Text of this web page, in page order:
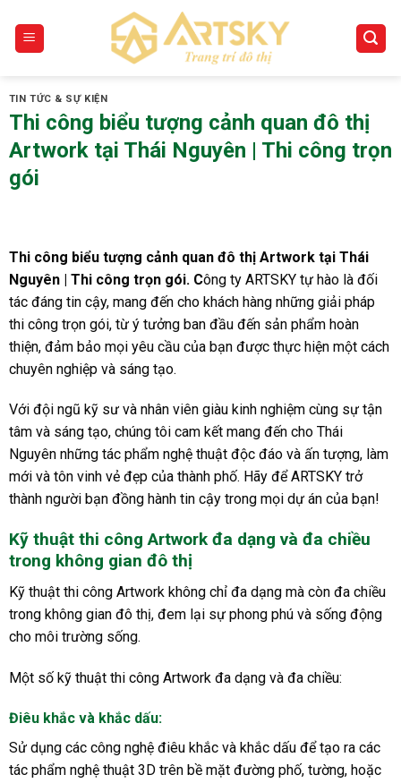
content
TIN TỨC & SỰ KIỆN
Thi công biểu tượng cảnh quan đô thị
Artwork tại Thái Nguyên | Thi công trọn
gói
Thi công biểu tượng cảnh quan đô thị Artwork tại Thái
Nguyên | Thi công trọn gói. Công ty ARTSKY tự hào là đối
tác đáng tin cậy, mang đến cho khách hàng những giải pháp
thi công trọn gói, từ ý tưởng ban đầu đến sản phẩm hoàn
thiện, đảm bảo mọi yêu cầu của bạn được thực hiện một cách
chuyên nghiệp và sáng tạo.
Với đội ngũ kỹ sư và nhân viên giàu kinh nghiệm cùng sự tận
tâm và sáng tạo, chúng tôi cam kết mang đến cho Thái
Nguyên những tác phẩm nghệ thuật độc đáo và ấn tượng, làm
mới và tôn vinh vẻ đẹp của thành phố. Hãy để ARTSKY trở
thành người bạn đồng hành tin cậy trong mọi dự án của bạn!
Kỹ thuật thi công Artwork đa dạng và đa chiều
trong không gian đô thị
Kỹ thuật thi công Artwork không chỉ đa dạng mà còn đa chiều
trong không gian đô thị, đem lại sự phong phú và sống động
cho môi trường sống.
Một số kỹ thuật thi công Artwork đa dạng và đa chiều:
Điêu khắc và khắc dấu:
Sử dụng các công nghệ điêu khắc và khắc dấu để tạo ra các
tác phẩm nghệ thuật 3D trên bề mặt đường phố, tường, hoặc